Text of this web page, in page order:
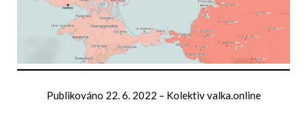
Publikováno 22. 6. 2022 – Kolektiv valka.online